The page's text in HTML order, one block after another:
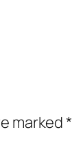
marked*